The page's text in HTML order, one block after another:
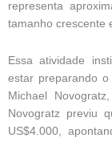
representa
tamanho crescente
Essa atividade
estar preparando
Michael
Novogratz previu
US$4.000,